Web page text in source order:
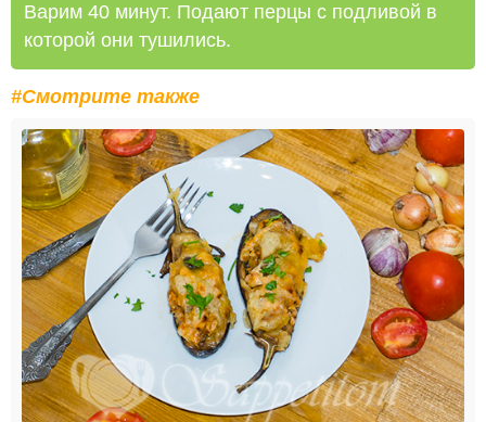
Варим 40 минут. Подают перцы с подливой в
которой они тушились.
#Смотрите также